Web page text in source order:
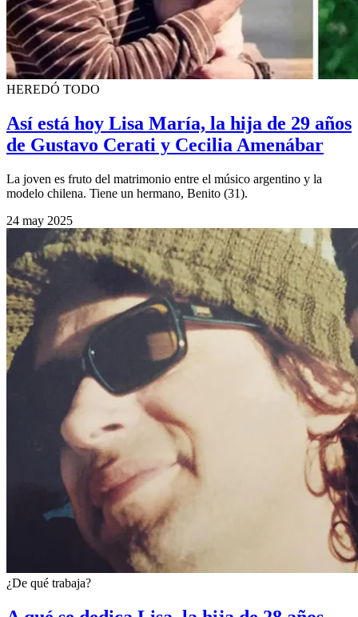
HEREDÓ TODO
Así está hoy Lisa María, la hija de 29 años
de Gustavo Cerati y Cecilia Amenábar
La joven es fruto del matrimonio entre el músico argentino y la
modelo chilena. Tiene un hermano, Benito (31).
24 may 2025
¿De qué trabaja?